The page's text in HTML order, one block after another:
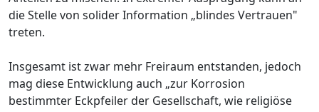
die Stelle von solider Information „blindes Vertrauen"
treten.
Insgesamt ist zwar mehr Freiraum entstanden, jedoch
mag diese Entwicklung auch „zur Korrosion
bestimmter Eckpfeiler der Gesellschaft, wie religiöse